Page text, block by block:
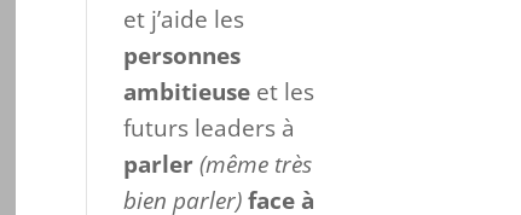
et j’aide les
personnes
ambitieuse et les
futurs leaders à
parler(même très
bien parler)face à